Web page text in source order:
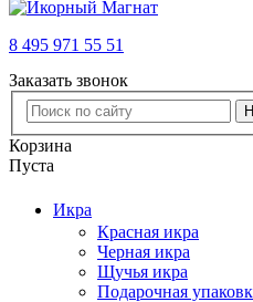
8 495 971 55 51
Заказать звонок
Корзина
Пуста
Икра
Красная икра
Черная икра
Щучья икра
Подарочная